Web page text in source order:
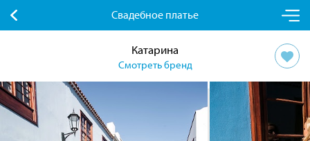
Свадебное платье
Катарина
Смотреть бренд